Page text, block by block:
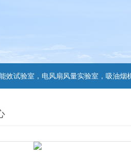
风量实验室，吸油烟机油脂分离度试验装置，吸油烟机空气性能试验装置，吸油烟机气味